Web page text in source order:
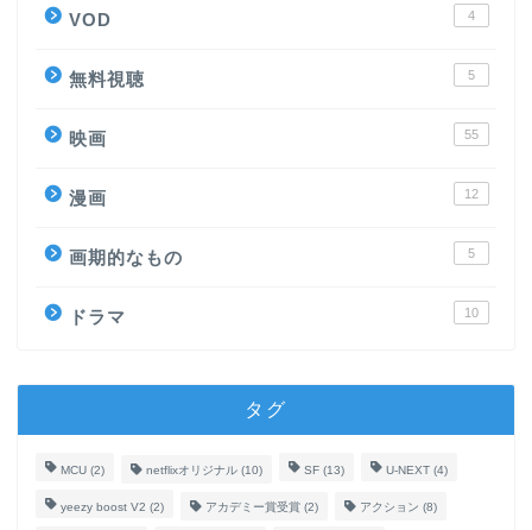
VOD 4
無料視聴 5
映画 55
漫画 12
画期的なもの 5
ドラマ 10
タグ
MCU (2) netflixオリジナル (10) SF (13) U-NEXT (4)
yeezy boost V2 (2) アカデミー賞受賞 (2) アクション (8)